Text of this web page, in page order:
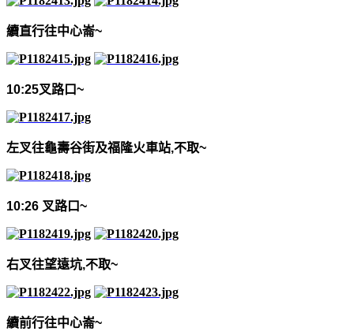
續直行往中心崙~
10:25叉路口~
左叉往龜壽谷街及福隆火車站,不取~
10:26 叉路口~
右叉往望遠坑,不取~
續前行往中心崙~